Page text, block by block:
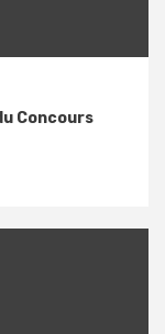
Concours